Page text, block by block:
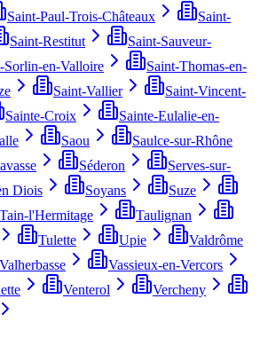
Saint-Paul-Trois-Châteaux
Saint-
Saint-Restitut
Saint-Sauveur-
Sorlin-en-Valloire
Saint-Thomas-en-
Saint-Vallier
Saint-Vincent-
Sainte-Croix
Sainte-Eulalie-en-
Saou
Saulce-sur-Rhône
Séderon
Serves-sur-
Diois Soyans
Suze
Tain-l'Hermitage
Taulignan
Tulette Upie
Valdrôme
Valherbasse
Vassieux-en-Vercors
Venterol
Vercheny